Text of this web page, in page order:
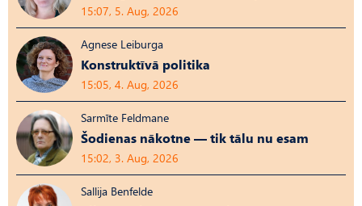
15:07, 5. Aug, 2026
Agnese Leiburga
Konstruktīvā politika
15:05, 4. Aug, 2026
Sarmīte Feldmane
Šodienas nākotne — tik tālu nu esam
15:02, 3. Aug, 2026
Sallija Benfelde